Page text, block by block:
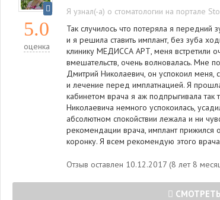
5.0
оценка
Я узнал(-а) о стоматологии на портале
Так случилось что потеряла я
и я решила ставить имплант, без зуба
клинику МЕДИССА АРТ, меня встретили
вмешательств, очень волновалась. Мне
Дмитрий Николаевич, он успокоил меня,
и лечение перед имплатнацией. Я
кабинетом врача я аж подпрыгивала так
Николаевича немного успокоилась,
абсолютном спокойствии лежала и ни
рекомендации врача, имплант прижился
коронку. Я всем рекомендую этого врача
Отзыв оставлен 10.12.2017 (8 лет 8